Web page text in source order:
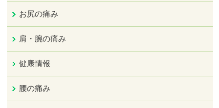
お尻の痛み
肩・腕の痛み
健康情報
腰の痛み